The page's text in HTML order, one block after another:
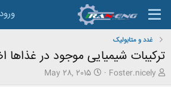
ورود
غدد و متابولیک
ترکیبات شیمیایی موجود در غذاها
ش
Foster.nicely
تMay 28, 2015